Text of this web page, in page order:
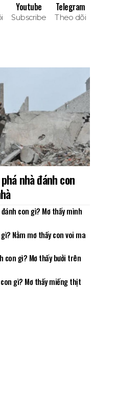
Youtube
Subscribe
Telegram
Theo dõi
nhà đánh con
con gì? Mơ thấy mình
Nằm mơ thấy con voi ma
con gì? Mơ thấy bưởi trên
gì? Mơ thấy miếng thịt